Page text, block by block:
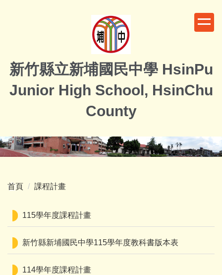
容新竹縣立新埔國民中學 HsinPu
Junior High School, HsinChu
County
首頁 課程計畫
115學年度課程計畫
新竹縣新埔國民中學115學年度教科書版本表
114學年度課程計畫